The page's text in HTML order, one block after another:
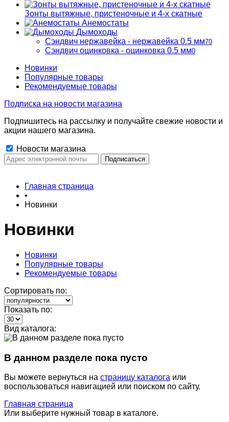
Зонты вытяжные, пристеночные и 4-х скатные
Анемостаты
Дымоходы
Сэндвич нержавейка - нержавейка 0.5 мм70
Сэндвич оцинковка - оцинковка 0.5 мм0
Новинки
Популярные товары
Рекомендуемые товары
Подписка на новости магазина
Подпишитесь на рассылку и получайте свежие новости и
акции нашего магазина.
Новости магазина
Главная страница
•
Новинки
Новинки
Новинки
Популярные товары
Рекомендуемые товары
Сортировать по:
Показать по:
Вид каталога:
В данном разделе пока пусто
Вы можете вернуться на страницу каталога или
воспользоваться навигацией или поиском по сайту.
Главная страница
Или выберите нужный товар в каталоге.